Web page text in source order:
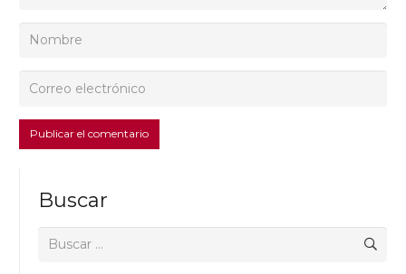
Publicar el comentario
Buscar
Buscar: